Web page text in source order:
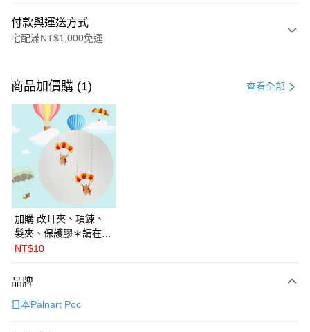
付款與運送方式
宅配滿NT$1,000免運
信用卡一次付款
LINE Pay
Apple Pay
Google Pay
全盈+PAY
ATM付款
每筆NT$60
商品加價購 (1) 查看全部
加購 改耳夾、項鍊、
髮夾、保護膠＊請在訂
單備註商品及欲修改的
PalnartPoc + 🇬🇧英國
FABLE 寓言
NT$10
品牌
日本Palnart Poc